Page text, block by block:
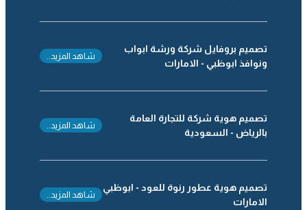
تصميم بروفايل شركة ورشة ابواب
ونوافذ ابوظبي - الامارات
شاهد المزيد..
تصميم هوية شركة للتجارة العامة
بالرياض - السعودية
شاهد المزيد..
تصميم هوية عطور رنوة للعود - ابوظبي
الامارات
شاهد المزيد..